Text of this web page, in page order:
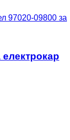
97020-09800 за
електрокар